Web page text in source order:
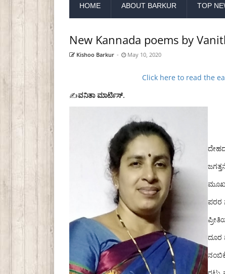
HOME ABOUT BARKUR TOP
New Kannada poems by
Kishoo Barkur - May 10, 2020
Click here to read the
✍️ವನಿತಾ ಮಾರ್ಟಿಸ್.
ಪರರ
ದೂರ